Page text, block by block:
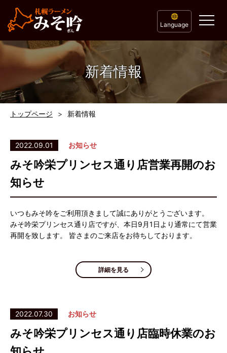
Language
新着情報
トップページ 新着情報
2022.09.01 お知らせ
みそ吟栄プリンセス通り店営業再開のお
知らせ
いつもみそ吟をご利用頂きまして誠にありがとうございます。
みそ吟栄プリンセス通り店ですが、本日9月1日より通常にて営業
再開を致します。 皆さまのご来店をお待ちしております。
詳細を見る
2022.07.30 お知らせ
みそ吟栄プリンセス通り店臨時休業のお